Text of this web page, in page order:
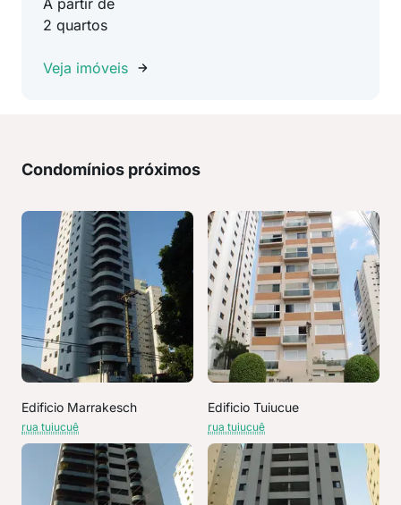
A partir de
2 quartos
Veja imóveis
Condomínios próximos
Edificio Marrakesch
rua tuiucuê
Edificio Tuiucue
rua tuiucuê